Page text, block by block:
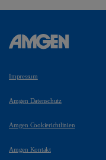
Impressum
Amgen Datenschutz
Amgen Cookierichtlinien
Amgen Kontakt